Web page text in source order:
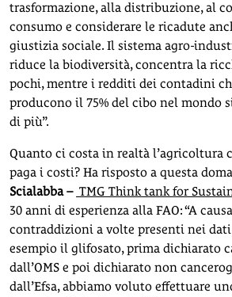
trasformazione, alla distribuzione, al
consumo e considerare le ricadute
giustizia sociale. Il sistema agro-
riduce la biodiversità, concentra la
pochi, mentre i redditi dei contadini
producono il 75% del cibo nel mondo
di più”.
Quanto ci costa in realtà l’agricoltura
paga i costi? Ha risposto a questa
Scialabba – TMG Think tank for
30 anni di esperienza alla FAO: “A
contraddizioni a volte presenti nei
esempio il glifosato, prima dichiarato
dall’OMS e poi dichiarato non
dall’Efsa, abbiamo voluto effettuare